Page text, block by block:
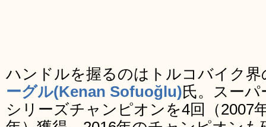
ハンドルを握るのはトルコバイク界
ーグル(Kenan Sofuoğlu)氏。スー
シリーズチャンピオンを4回（2007